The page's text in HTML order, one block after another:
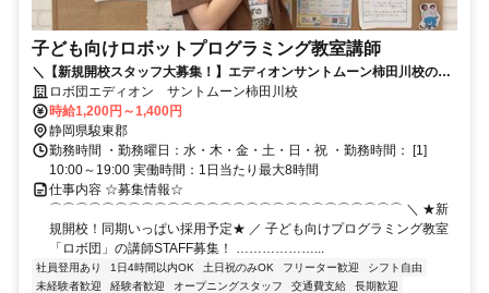
子ども向けロボットプログラミング教室講師
＼【新規開校スタッフ大募集！】エディオンサントムーン柿田川校のプ
ログラミング教室スタッフ（未経験でもＯＫ）／
ロボ団エディオン サントムーン柿田川校
時給1,200円～1,400円
静岡県駿東郡
勤務時間 ・勤務曜日：水・木・金・土・日・祝 ・勤務時間： [1]
10:00～19:00 実働時間：1日当たり最大8時間
仕事内容 ☆募集情報☆
⌒⌒⌒⌒⌒⌒⌒⌒⌒⌒⌒⌒⌒⌒⌒⌒⌒⌒⌒⌒⌒⌒⌒⌒⌒⌒⌒ ＼ ★新
規開校！同期いっぱい採用予定★ ／ 子ども向けプログラミング教室
「ロボ団」の講師STAFF募集！ ………………...
社員登用あり 1日4時間以内OK 土日祝のみOK フリーター歓迎
シフト自由
未経験者歓迎
経験者歓迎 オープニングスタッフ 交通費支給
長期歓迎